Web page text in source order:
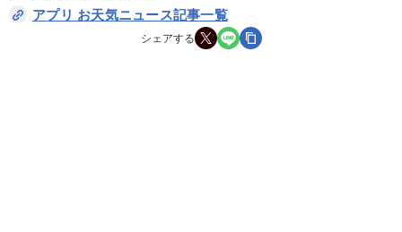
アプリ お天気ニュース記事一覧
シェアする